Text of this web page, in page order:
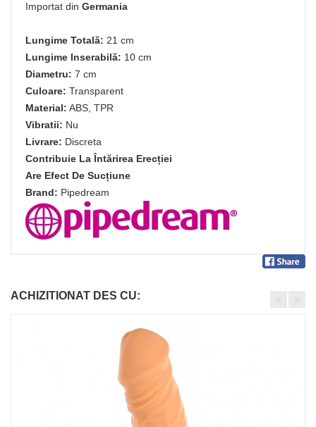
Importat din Germania
Lungime Totală: 21 cm
Lungime Inserabilă: 10 cm
Diametru: 7 cm
Culoare: Transparent
Material: ABS, TPR
Vibratii: Nu
Livrare: Discreta
Contribuie La Întărirea Erecției
Are Efect De Sucțiune
Brand: Pipedream
ACHIZITIONAT DES CU: < >